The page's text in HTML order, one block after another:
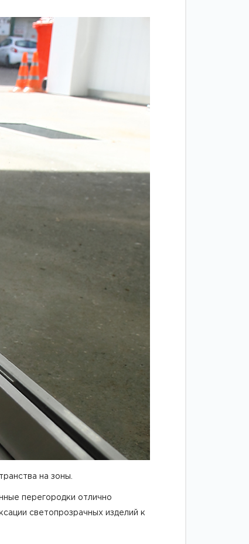
Двери
межкомнатные
цельностеклянные
на зоны.
перегородки отлично
светопрозрачных изделий к